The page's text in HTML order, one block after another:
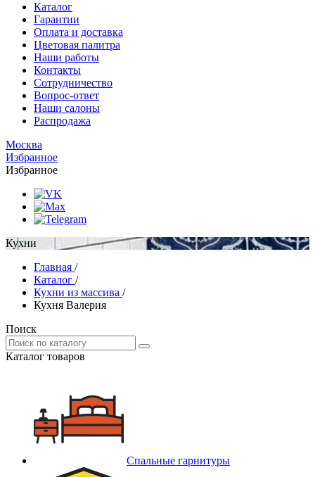
Каталог
Гарантии
Оплата и доставка
Цветовая палитра
Наши работы
Контакты
Сотрудничество
Вопрос-ответ
Наши салоны
Распродажа
Москва
Избранное
Избранное
Кухни
Главная /
Каталог /
Кухни из массива /
Кухня Валерия
Поиск
Каталог товаров
Спальные гарнитуры